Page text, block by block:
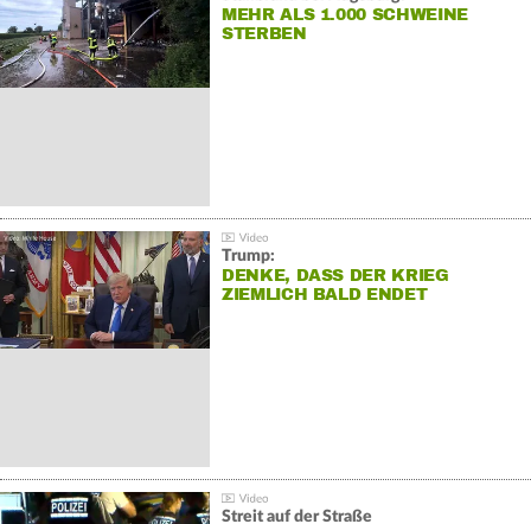
MEHR ALS 1.000 SCHWEINE
STERBEN
Trump:
DENKE, DASS DER KRIEG
ZIEMLICH BALD ENDET
Streit auf der Straße